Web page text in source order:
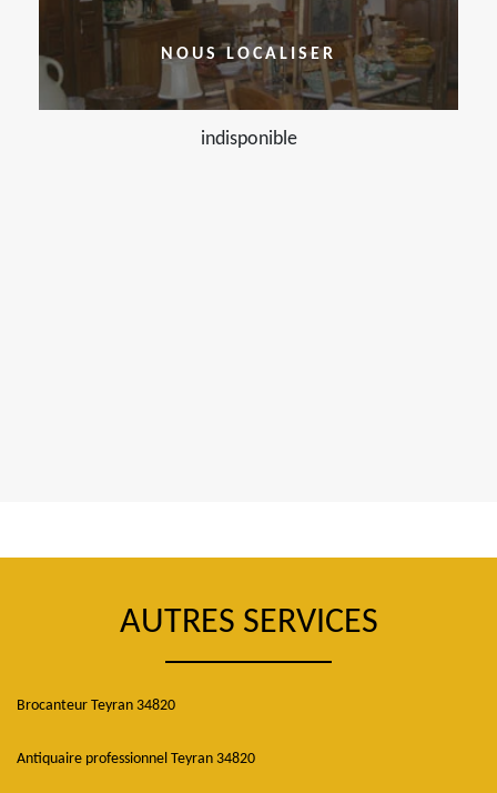
NOUS LOCALISER
indisponible
AUTRES SERVICES
Brocanteur Teyran 34820
Antiquaire professionnel Teyran 34820